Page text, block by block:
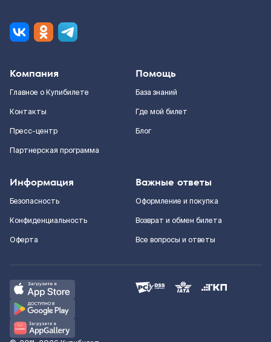
Компания
Главное о Купибилете
Контакты
Пресс-центр
Партнерская программа
Помощь
База знаний
Где мой билет
Блог
Информация
Безопасность
Конфиденциальность
Оферта
Важные ответы
Оформление и покупка
Возврат и обмен билета
Все вопросы и ответы